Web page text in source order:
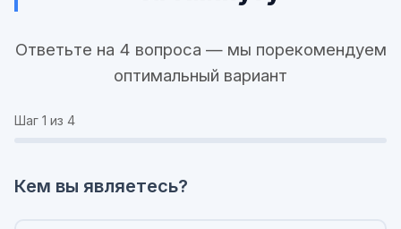
Ответьте на 4 вопроса — мы порекомендуем
оптимальный вариант
Шаг 1 из 4
Кем вы являетесь?